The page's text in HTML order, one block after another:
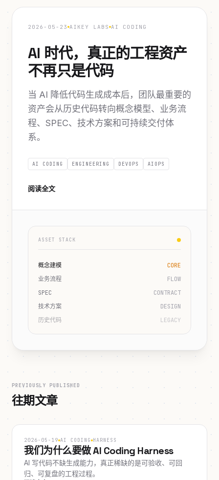
2026-05-23 AIKEY LABS AI CODING
AI 时代，真正的工程资产
不再只是代码
当 AI 降低代码生成成本后，团队最重要的
资产会从历史代码转向概念模型、业务流
程、SPEC、技术方案和可持续交付体
系。
AI CODING ENGINEERING DEVOPS AIOPS
阅读全文
ASSET STACK
概念建模
CORE
业务流程
FLOW
SPEC
CONTRACT
技术方案
DESIGN
历史代码
LEGACY
PREVIOUSLY PUBLISHED
往期文章
2026-05-19 AI CODING HARNESS
我们为什么要做 AI Coding Harness
AI 写代码不缺生成能力，真正稀缺的是可验收、可回
归、可复盘的工程过程。